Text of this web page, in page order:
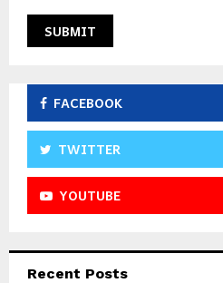
FACEBOOK
TWITTER
YOUTUBE
Recent Posts